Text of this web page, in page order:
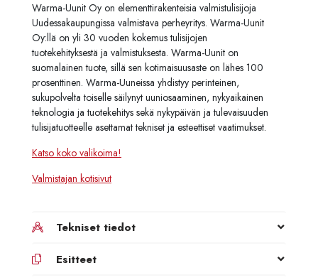
Warma-Uunit Oy on elementtirakenteisia valmistulisijoja
Uudessakaupungissa valmistava perheyritys. Warma-Uunit
Oy:llä on yli 30 vuoden kokemus tulisijojen
tuotekehityksestä ja valmistuksesta. Warma-Uunit on
suomalainen tuote, sillä sen kotimaisuusaste on lähes 100
prosenttinen. Warma-Uuneissa yhdistyy perinteinen,
sukupolvelta toiselle säilynyt uuniosaaminen, nykyaikainen
teknologia ja tuotekehitys sekä nykypäivän ja tulevaisuuden
tulisijatuotteelle asettamat tekniset ja esteettiset vaatimukset.
Katso koko valikoima!
Valmistajan kotisivut
Tekniset tiedot
Esitteet